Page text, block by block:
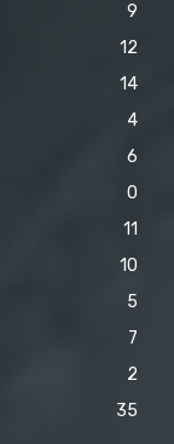
9
12
14
4
6
0
11
10
5
7
2
35